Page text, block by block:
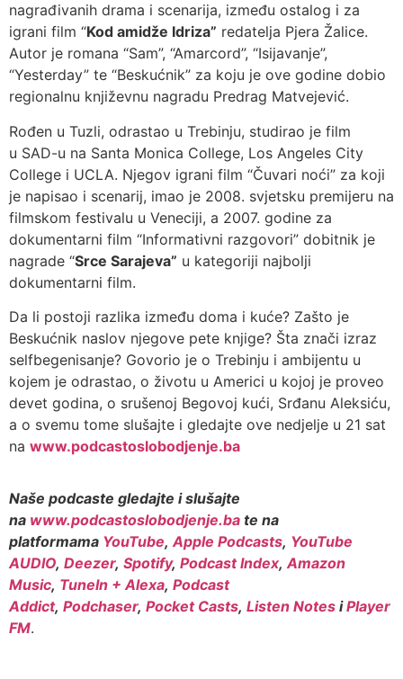
nagrađivanih drama i scenarija, između ostalog i za
igrani film “Kod amidže Idriza” redatelja Pjera Žalice.
Autor je romana “Sam”, “Amarcord”, “Isijavanje”,
“Yesterday” te “Beskućnik” za koju je ove godine dobio
regionalnu književnu nagradu Predrag Matvejević.
Rođen u Tuzli, odrastao u Trebinju, studirao je film
u SAD-u na Santa Monica College, Los Angeles City
College i UCLA. Njegov igrani film “Čuvari noći” za koji
je napisao i scenarij, imao je 2008. svjetsku premijeru na
filmskom festivalu u Veneciji, a 2007. godine za
dokumentarni film “Informativni razgovori” dobitnik je
nagrade “Srce Sarajeva” u kategoriji najbolji
dokumentarni film.
Da li postoji razlika između doma i kuće? Zašto je
Beskućnik naslov njegove pete knjige? Šta znači izraz
selfbegenisanje? Govorio je o Trebinju i ambijentu u
kojem je odrastao, o životu u Americi u kojoj je proveo
devet godina, o srušenoj Begovoj kući, Srđanu Aleksiću,
a o svemu tome slušajte i gledajte ove nedjelje u 21 sat
na www.podcastoslobodjenje.ba
Naše podcaste gledajte i slušajte
na www.podcastoslobodjenje.ba te na
platformama YouTube,Apple Podcasts, YouTube
AUDIO, Deezer, Spotify, Podcast Index,Amazon
Music, TuneIn + Alexa, Podcast
Addict, Podchaser, Pocket Casts, Listen Notes iPlayer
FM.